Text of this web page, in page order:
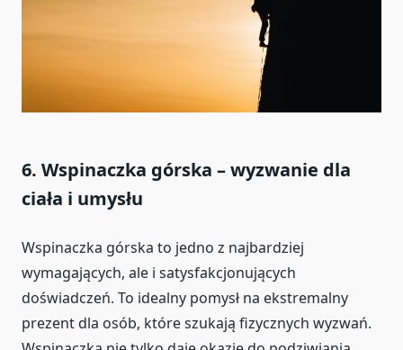
6. Wspinaczka górska – wyzwanie dla
ciała i umysłu
Wspinaczka górska to jedno z najbardziej
wymagających, ale i satysfakcjonujących
doświadczeń. To idealny pomysł na ekstremalny
prezent dla osób, które szukają fizycznych wyzwań.